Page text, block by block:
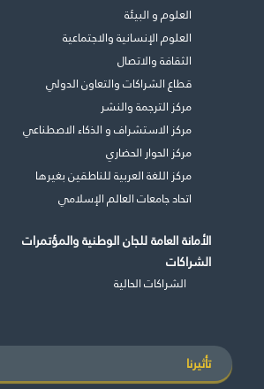
العلوم و البيئة
العلوم الإنسانية والاجتماعية
الثقافة والاتصال
قطاع الشراكات والتعاون الدولي
مركز الترجمة والنشر
مركز الاستشراف و الذكاء الاصطناعي
مركز الحوار الحضاري
مركز اللغة العربية للناطقين بغيرها
اتحاد جامعات العالم الإسلامي
الأمانة العامة للجان الوطنية والمؤتمرات
الشراكات
الشراكات الحالية
تأثيرنا